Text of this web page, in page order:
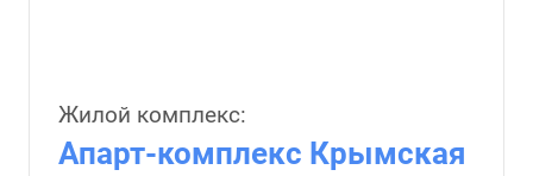
Жилой комплекс:
Апарт-комплекс Крымская